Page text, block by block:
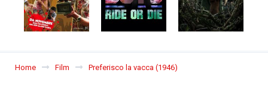
Home Film Preferisco la vacca (1946)